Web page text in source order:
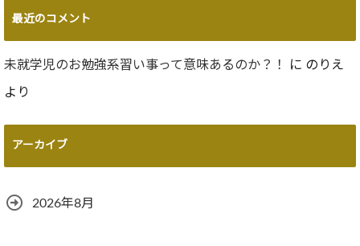
最近のコメント
未就学児のお勉強系習い事って意味あるのか？！ に のりえ
より
アーカイブ
2026年8月